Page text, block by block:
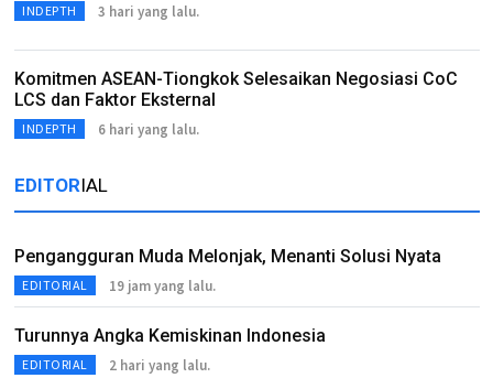
INDEPTH 3 hari yang lalu.
Komitmen ASEAN-Tiongkok Selesaikan Negosiasi CoC
LCS dan Faktor Eksternal
INDEPTH 6 hari yang lalu.
EDITORIAL
Pengangguran Muda Melonjak, Menanti Solusi Nyata
EDITORIAL 19 jam yang lalu.
Turunnya Angka Kemiskinan Indonesia
EDITORIAL 2 hari yang lalu.